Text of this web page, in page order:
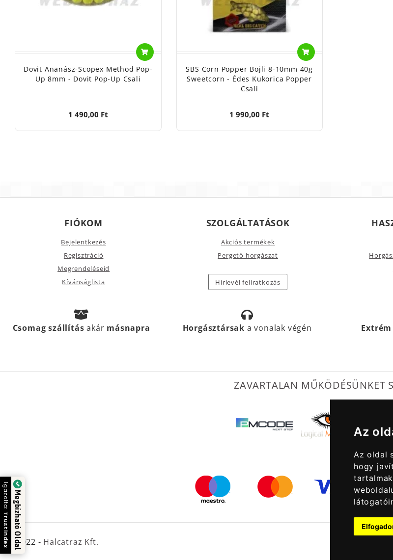
Az
Az oldal
hogy
Dovit Ananász-Scopex Method Pop-
Up 8mm - Dovit Pop-Up Csali
1 490,00 Ft
SBS Corn Popper Bojli 8-10mm 40g
Sweetcorn - Édes Kukorica Popper
Csali
1 990,00 Ft
FIÓKOM
Bejelentkezés
Regisztráció
Megrendeléseid
Kívánságlista
SZOLGÁLTATÁSOK
Akciós termékek
Pergető horgászat
Hírlevél feliratkozás
Csomag szállításakár másnapra Horgásztársak a vonalak végén
ZAVARTALAN MŰKÖDÉSÜNKET
© 2022 - Halcatraz Kft.
Megbízható Oldal
Igazolta:
Trustindex